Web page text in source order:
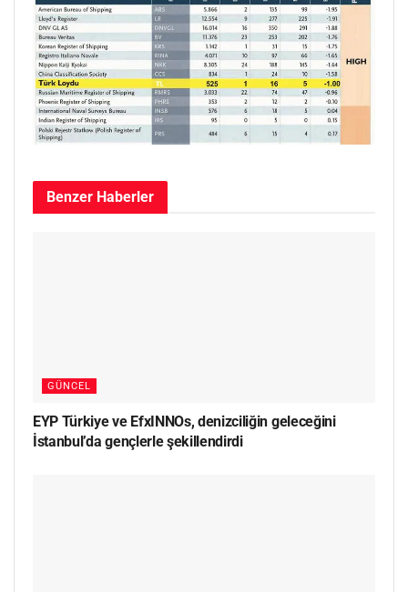
Benzer Haberler
GÜNCEL
EYP Türkiye ve EfxINNOs, denizciliğin geleceğini
İstanbul’da gençlerle şekillendirdi